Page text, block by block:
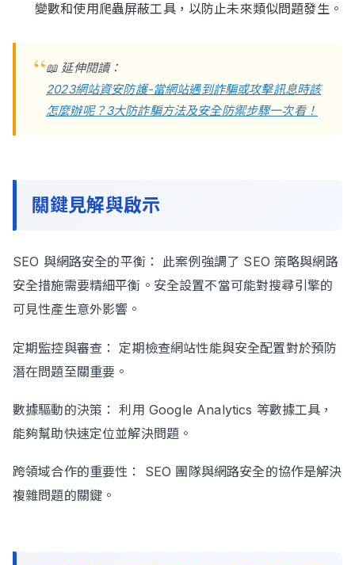
變數和使用爬蟲屏蔽工具，以防止未來類似問題發生。
📖 延伸閱讀：
2023網站資安防護-當網站遇到詐騙或攻擊訊息時該
怎麼辦呢？3大防詐騙方法及安全防禦步驟一次看！
關鍵見解與啟示
SEO 與網路安全的平衡： 此案例強調了 SEO 策略與網路
安全措施需要精細平衡。安全設置不當可能對搜尋引擎的
可見性產生意外影響。
定期監控與審查： 定期檢查網站性能與安全配置對於預防
潛在問題至關重要。
數據驅動的決策： 利用 Google Analytics 等數據工具，
能夠幫助快速定位並解決問題。
跨領域合作的重要性： SEO 團隊與網路安全的協作是解決
複雜問題的關鍵。